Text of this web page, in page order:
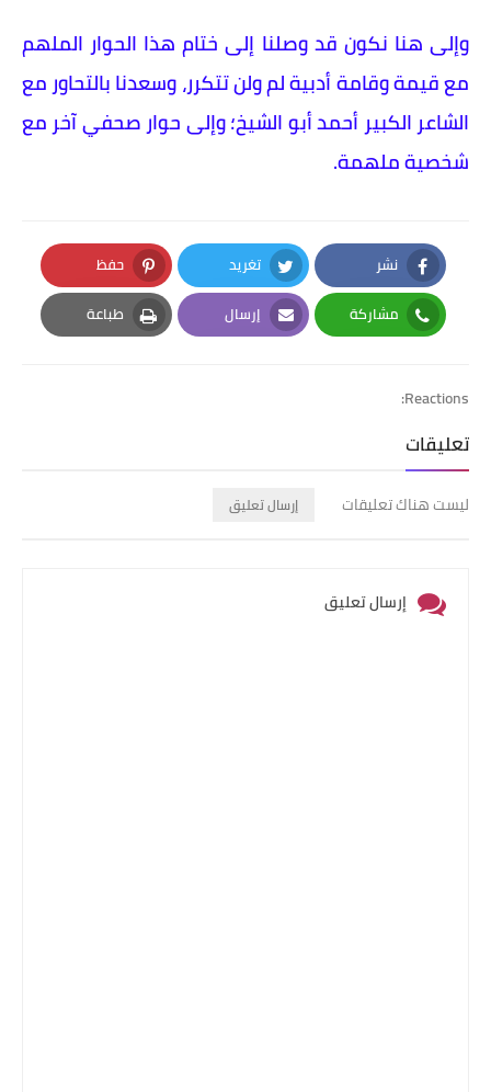
وإلى هنا نكون قد وصلنا إلى ختام هذا الحوار الملهم
مع قيمة وقامة أدبية لم ولن تتكرر، وسعدنا بالتحاور مع
الشاعر الكبير أحمد أبو الشيخ؛ وإلى حوار صحفي آخر مع
شخصية ملهمة.
نشر
Facebook
تغريد
Twitter
حفظ
Pinterest
مشاركة
Whatsapp
إرسال
Email
طباعة
Print
Reactions:
تعليقات
ليست هناك تعليقات إرسال تعليق
إرسال تعليق